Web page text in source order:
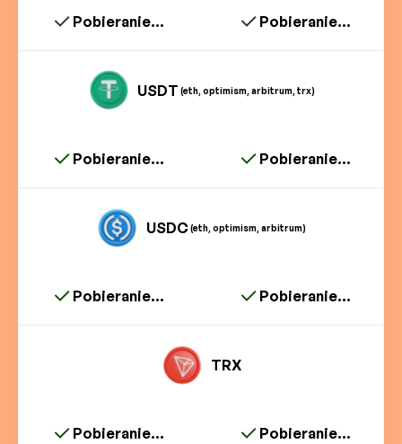
Pobieranie... Pobieranie...
USDT (eth, optimism, arbitrum, trx)
Pobieranie... Pobieranie...
USDC(eth, optimism, arbitrum)
Pobieranie... Pobieranie...
TRX
Pobieranie... Pobieranie...